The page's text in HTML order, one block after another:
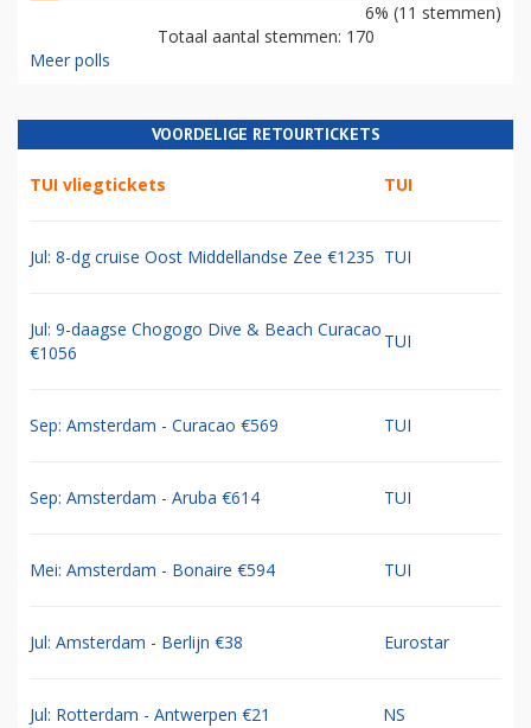
6% (11 stemmen)
Totaal aantal stemmen: 170
Meer polls
VOORDELIGE RETOURTICKETS
TUI vliegtickets TUI
Jul: 8-dg cruise Oost Middellandse Zee €1235 TUI
Jul: 9-daagse Chogogo Dive & Beach Curacao
€1056
TUI
Sep: Amsterdam - Curacao €569 TUI
Sep: Amsterdam - Aruba €614 TUI
Mei: Amsterdam - Bonaire €594 TUI
Jul: Amsterdam - Berlijn €38 Eurostar
Jul: Rotterdam - Antwerpen €21 NS